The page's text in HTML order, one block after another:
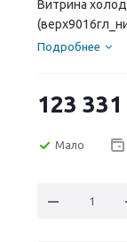
Витрина
Подробнее
123 331
Мало